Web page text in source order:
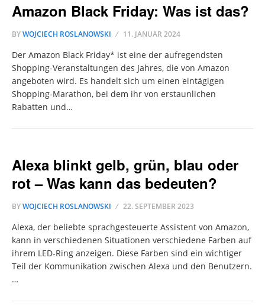
Amazon Black Friday: Was ist das?
BYWOJCIECH ROSLANOWSKI 11. JANUAR 2024
Der Amazon Black Friday* ist eine der aufregendsten
Shopping-Veranstaltungen des Jahres, die von Amazon
angeboten wird. Es handelt sich um einen eintägigen
Shopping-Marathon, bei dem ihr von erstaunlichen
Rabatten und…
Alexa blinkt gelb, grün, blau oder
rot – Was kann das bedeuten?
BYWOJCIECH ROSLANOWSKI 22. SEPTEMBER 2023
Alexa, der beliebte sprachgesteuerte Assistent von Amazon,
kann in verschiedenen Situationen verschiedene Farben auf
ihrem LED-Ring anzeigen. Diese Farben sind ein wichtiger
Teil der Kommunikation zwischen Alexa und den Benutzern.
…